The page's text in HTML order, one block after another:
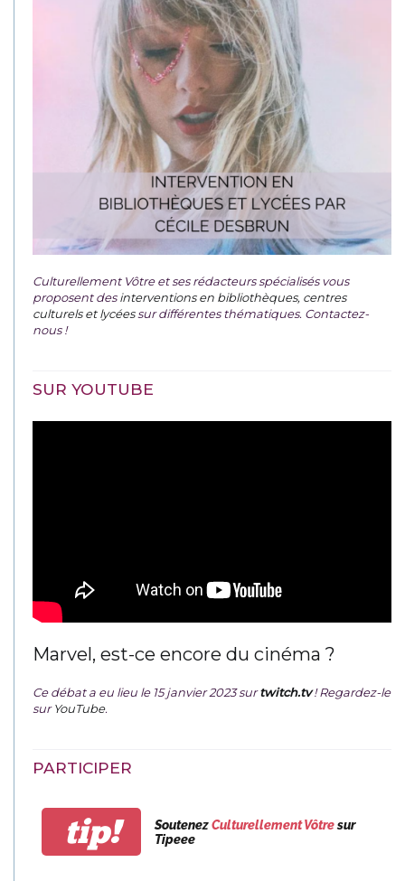
Culturellement Vôtre et ses rédacteurs spécialisés vous
proposent desinterventions en bibliothèques, centres
culturels et lycéessur différentes thématiques. Contactez-
nous !
SUR YOUTUBE
Marvel, est-ce encore du cinéma ?
Ce débat a eu lieu le 15 janvier 2023 surtwitch.tv ! Regardez-le
surYouTube.
PARTICIPER
tip! SoutenezCulturellement Vôtresur
Tipeee